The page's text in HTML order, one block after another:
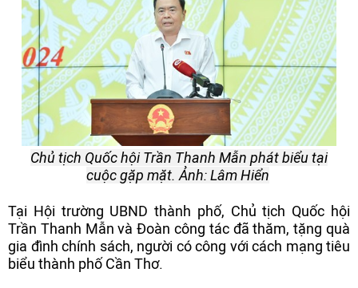
Chủ tịch Quốc hội Trần Thanh Mẫn phát biểu tại
cuộc gặp mặt. Ảnh: Lâm Hiển
Tại Hội trường UBND thành phố, Chủ tịch Quốc hội
Trần Thanh Mẫn và Đoàn công tác đã thăm, tặng quà
gia đình chính sách, người có công với cách mạng tiêu
biểu thành phố Cần Thơ.